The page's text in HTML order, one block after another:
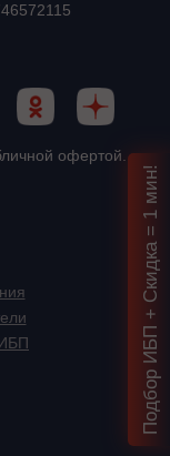
офертой.
Подбор ИБП + Скидка = 1 мин!